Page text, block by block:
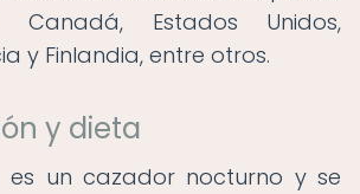
Canadá, Estados Unidos,
y Finlandia, entre otros.
y dieta
es un cazador nocturno y se